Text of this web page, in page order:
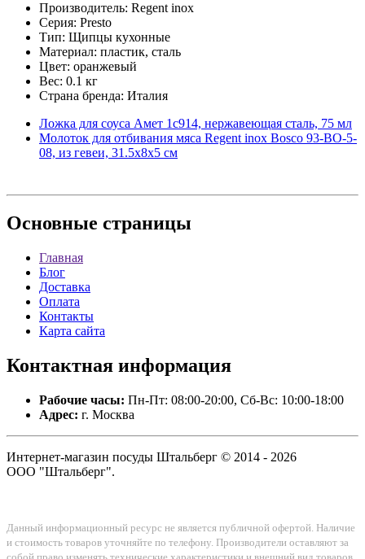
Производитель: Regent inox
Серия: Presto
Тип: Щипцы кухонные
Материал: пластик, сталь
Цвет: оранжевый
Вес: 0.1 кг
Страна бренда: Италия
Ложка для соуса Амет 1с914, нержавеющая сталь, 75 мл
Молоток для отбивания мяса Regent inox Bosco 93-BO-5-
08, из гевеи, 31.5х8х5 см
Основные страницы
Главная
Блог
Доставка
Оплата
Контакты
Карта сайта
Контактная информация
Рабочие часы: Пн-Пт: 08:00-20:00, Сб-Вс: 10:00-18:00
Адрес: г. Москва
Интернет-магазин посуды Штальберг © 2014 - 2026
ООО "Штальберг".
Данный информационный ресурс не является публичной офертой. Наличие
и стоимость товаров уточняйте по телефону. Производители оставляют за